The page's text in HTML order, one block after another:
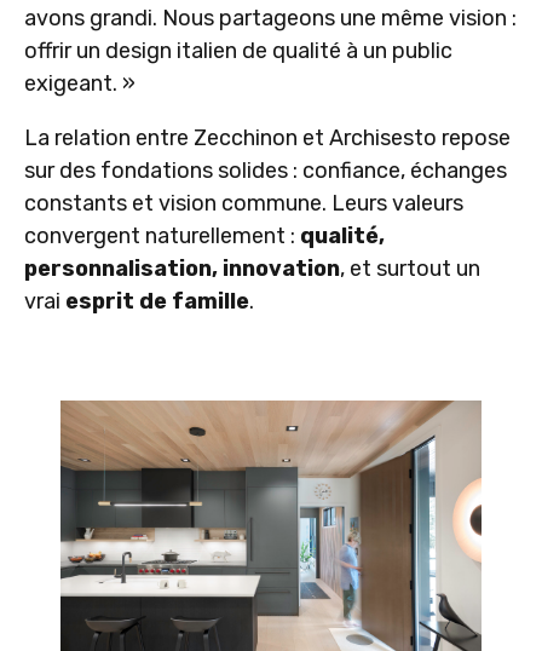
avons grandi. Nous partageons une même vision :
offrir un design italien de qualité à un public
exigeant. »
La relation entre Zecchinon et Archisesto repose
sur des fondations solides : confiance, échanges
constants et vision commune. Leurs valeurs
convergent naturellement : qualité,
personnalisation, innovation, et surtout un
vrai esprit de famille.